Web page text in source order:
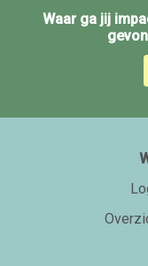
Waar ga jij